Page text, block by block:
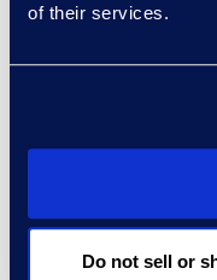
of their services.
Do not sell or
与
丰
高
合